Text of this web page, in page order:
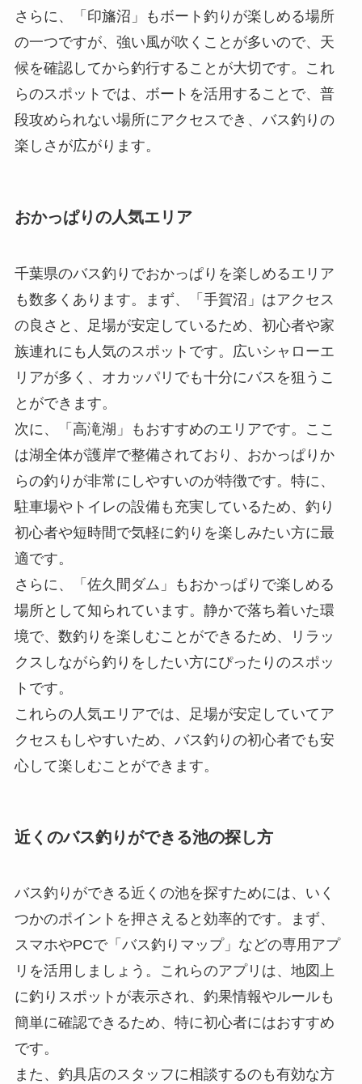
さらに、「印旛沼」もボート釣りが楽しめる場所
の一つですが、強い風が吹くことが多いので、天
候を確認してから釣行することが大切です。これ
らのスポットでは、ボートを活用することで、普
段攻められない場所にアクセスでき、バス釣りの
楽しさが広がります。
おかっぱりの人気エリア
千葉県のバス釣りでおかっぱりを楽しめるエリア
も数多くあります。まず、「手賀沼」はアクセス
の良さと、足場が安定しているため、初心者や家
族連れにも人気のスポットです。広いシャローエ
リアが多く、オカッパリでも十分にバスを狙うこ
とができます。
次に、「高滝湖」もおすすめのエリアです。ここ
は湖全体が護岸で整備されており、おかっぱりか
らの釣りが非常にしやすいのが特徴です。特に、
駐車場やトイレの設備も充実しているため、釣り
初心者や短時間で気軽に釣りを楽しみたい方に最
適です。
さらに、「佐久間ダム」もおかっぱりで楽しめる
場所として知られています。静かで落ち着いた環
境で、数釣りを楽しむことができるため、リラッ
クスしながら釣りをしたい方にぴったりのスポッ
トです。
これらの人気エリアでは、足場が安定していてア
クセスもしやすいため、バス釣りの初心者でも安
心して楽しむことができます。
近くのバス釣りができる池の探し方
バス釣りができる近くの池を探すためには、いく
つかのポイントを押さえると効率的です。まず、
スマホやPCで「バス釣りマップ」などの専用アプ
リを活用しましょう。これらのアプリは、地図上
に釣りスポットが表示され、釣果情報やルールも
簡単に確認できるため、特に初心者にはおすすめ
です。
また、釣具店のスタッフに相談するのも有効な方